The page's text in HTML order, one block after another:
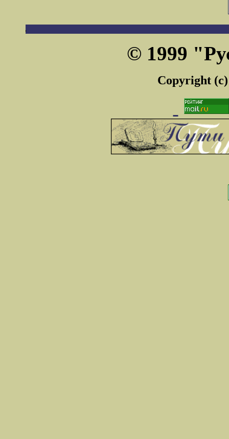
© 1999
Copyright